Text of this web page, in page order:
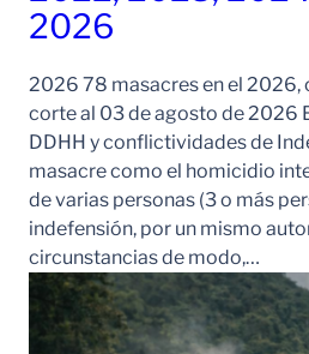
2026
2026 78 masacres en el 2026,
corte al 03 de agosto de 2026
DDHH y conflictividades de
masacre como el homicidio
de varias personas (3 o más
indefensión, por un mismo
circunstancias de modo,…